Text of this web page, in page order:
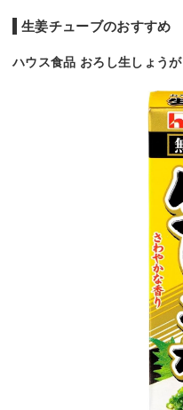
生姜チューブのおすすめ
ハウス食品 おろし生しょうが